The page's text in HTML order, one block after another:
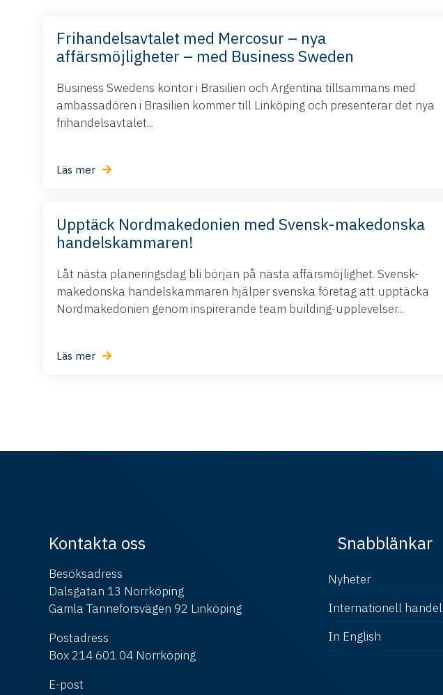
Frihandelsavtalet med Mercosur – nya
affärsmöjligheter – med Business Sweden
Business Swedens kontor i Brasilien och Argentina tillsammans med
ambassadören i Brasilien kommer till Linköping och presenterar det nya
frihandelsavtalet...
Läs mer
Upptäck Nordmakedonien med Svensk-makedonska
handelskammaren!
Låt nästa planeringsdag bli början på nästa affärsmöjlighet. Svensk-
makedonska handelskammaren hjälper svenska företag att upptäcka
Nordmakedonien genom inspirerande team building-upplevelser...
Läs mer
Kontakta oss
Besöksadress
Dalsgatan 13 Norrköping
Gamla Tanneforsvägen 92 Linköping
Postadress
Box 214 601 04 Norrköping
E-post
Snabblänkar
Nyheter
Internationell handel
In English